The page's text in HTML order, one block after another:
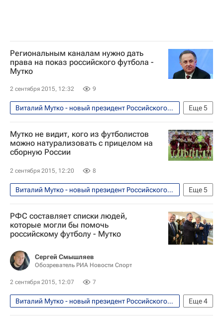
Россия
Джефф Монсон
Сборная России по футболу
Региональным каналам нужно дать
права на показ российского футбола -
Мутко
2 сентября 2015, 12:32 9
Еще5
Виталий Мутко - новый президент Российского футбольного союза (РФС). Мнения, комментарии
Футбол
Спорт
Виталий Мутко
Российский футбольный союз (РФС)
Мутко не видит, кого из футболистов
можно натурализовать с прицелом на
сборную России
2 сентября 2015, 12:20 8
Еще5
Виталий Мутко - новый президент Российского футбольного союза (РФС). Мнения, комментарии
Футбол
Спорт
Виталий Мутко
Российский футбольный союз (РФС)
Сборная России по футболу
РФС составляет списки людей,
которые могли бы помочь
российскому футболу - Мутко
Сергей Смышляев
Обозреватель РИА Новости Спорт
2 сентября 2015, 12:07 7
Еще4
Виталий Мутко - новый президент Российского футбольного союза (РФС). Мнения, комментарии
Футбол
Спорт
Виталий Мутко